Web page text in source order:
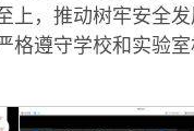
上，推动树牢安全
遵守学校和实验室